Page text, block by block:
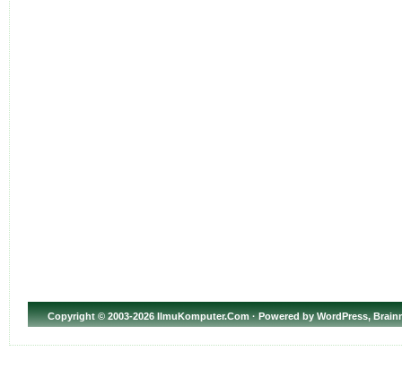
Copyright© 2003-2026 IlmuKomputer.Com · Powered byWordPress,